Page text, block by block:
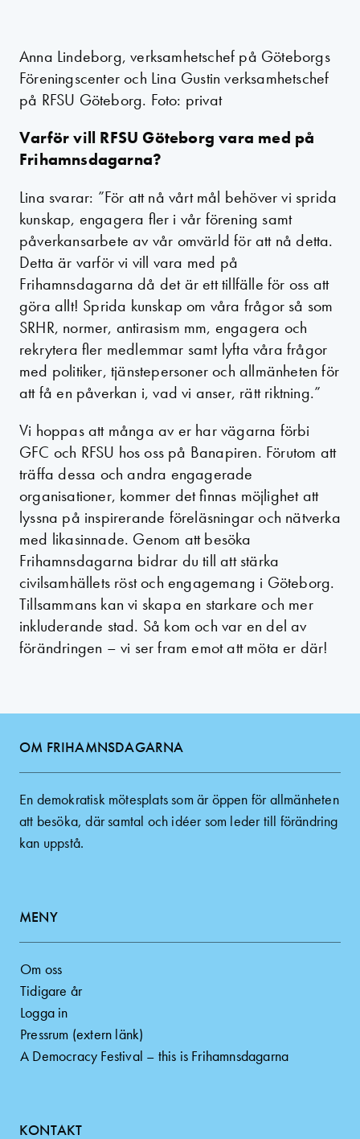
Anna Lindeborg, verksamhetschef på Göteborgs
Föreningscenter och Lina Gustin verksamhetschef
på RFSU Göteborg. Foto: privat
Varför vill RFSU Göteborg vara med på
Frihamnsdagarna?
Lina svarar: ”För att nå vårt mål behöver vi sprida
kunskap, engagera fler i vår förening samt
påverkansarbete av vår omvärld för att nå detta.
Detta är varför vi vill vara med på
Frihamnsdagarna då det är ett tillfälle för oss att
göra allt! Sprida kunskap om våra frågor så som
SRHR, normer, antirasism mm, engagera och
rekrytera fler medlemmar samt lyfta våra frågor
med politiker, tjänstepersoner och allmänheten för
att få en påverkan i, vad vi anser, rätt riktning.”
Vi hoppas att många av er har vägarna förbi
GFC och RFSU hos oss på Banapiren. Förutom att
träffa dessa och andra engagerade
organisationer, kommer det finnas möjlighet att
lyssna på inspirerande föreläsningar och nätverka
med likasinnade. Genom att besöka
Frihamnsdagarna bidrar du till att stärka
civilsamhällets röst och engagemang i Göteborg.
Tillsammans kan vi skapa en starkare och mer
inkluderande stad. Så kom och var en del av
förändringen – vi ser fram emot att möta er där!
OM FRIHAMNSDAGARNA
En demokratisk mötesplats som är öppen för allmänheten
att besöka, där samtal och idéer som leder till förändring
kan uppstå.
MENY
Om oss
Tidigare år
Logga in
Pressrum (extern länk)
A Democracy Festival – this is Frihamnsdagarna
KONTAKT